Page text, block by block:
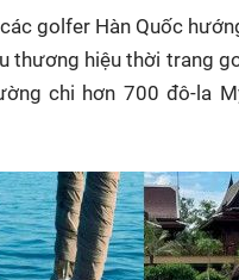
golfer Hàn Quốc
thương hiệu thời trang
chi hơn 700 đô-la